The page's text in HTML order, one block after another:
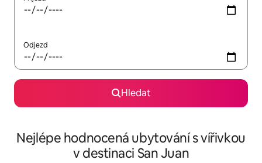
Odjezd
Hledat
Nejlépe hodnocená ubytování s vířivkou
v destinaci San Juan